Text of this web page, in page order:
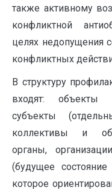
так­же активному
конфликтной
целях недо­пущения
кон­фликтных
В структуру
входят: объекты
субъекты
коллективы и
органы,
(будущее
которое